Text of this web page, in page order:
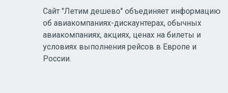
Сайт "Летим дешево" объединяет информацию
об авиакомпаниях-дискаунтерах, обычных
авиакомпаниях, акциях, ценах на билеты и
условиях выполнения рейсов в Европе и
России.